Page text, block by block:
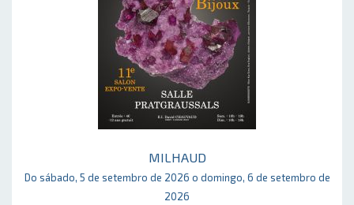
MILHAUD
Do sábado, 5 de setembro de 2026 o domingo, 6 de setembro de
2026